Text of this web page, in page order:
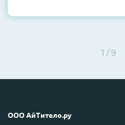
1 / 9
ООО АйТитело.ру